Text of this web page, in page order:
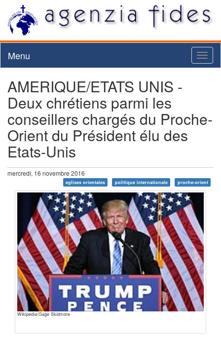
Menu
AMERIQUE/ETATS UNIS -
Deux chrétiens parmi les
conseillers chargés du Proche-
Orient du Président élu des
Etats-Unis
mercredi, 16 novembre 2016
eglises orientales politique internationale proche-orient
Wikipedia/Gage Skidmore